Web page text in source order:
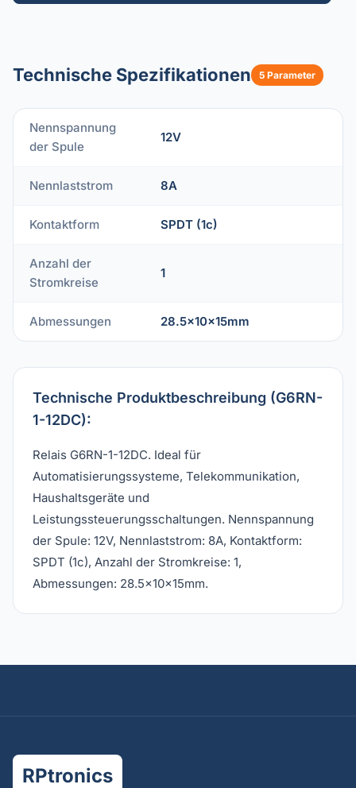
Technische Spezifikationen 5 Parameter
Nennspannung
der Spule
12V
Nennlaststrom 8A
Kontaktform SPDT (1c)
Anzahl der
Stromkreise
1
Abmessungen 28.5x10x15mm
Technische Produktbeschreibung (G6RN-
1-12DC):
Relais G6RN-1-12DC. Ideal für
Automatisierungssysteme, Telekommunikation,
Haushaltsgeräte und
Leistungssteuerungsschaltungen. Nennspannung
der Spule: 12V, Nennlaststrom: 8A, Kontaktform:
SPDT (1c), Anzahl der Stromkreise: 1,
Abmessungen: 28.5x10x15mm.
RPtronics